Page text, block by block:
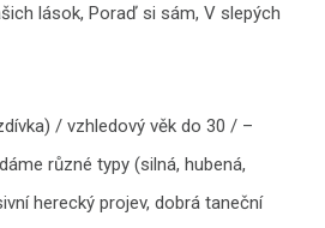
lások, Poraď si sám, V slepých
/ vzhledový věk do 30 / –
různé typy (silná, hubená,
herecký projev, dobrá taneční